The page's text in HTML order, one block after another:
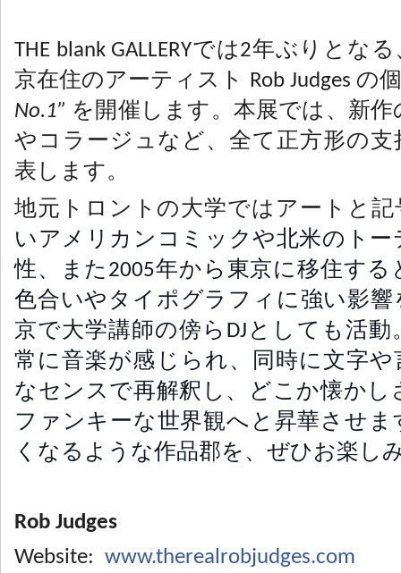
THE blank GALLERYでは2年ぶりとな
京在住のアーティスト Rob Judges の
No.1” を開催します。本展では、新
やコラージュなど、全て正方形の支
表します。
地元トロントの大学ではアートと記
いアメリカ ンコミックや北米のト
性、また2005年から東京に移住す
色合いやタイポグラフィに強い影響
京で大学講師の傍らDJとしても活
常に音楽が感じられ、同時に文字や
なセンスで再解釈し、どこか懐かし
ファンキーな世界観へと昇華させま
くなるような作品郡を、ぜひお楽し
Rob Judges
Website: www.therealrobjudges.com